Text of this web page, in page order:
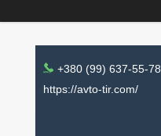
+380 (99) 637-55-78
https://avto-tir.com/